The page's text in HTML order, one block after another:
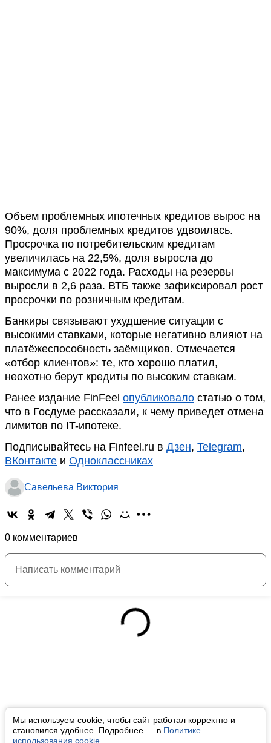
Мы используем cookie, чтобы сайт работал корректно и
становился удобнее. Подробнее — в Политике
использования cookie
Объем проблемных ипотечных кредитов вырос на
90%, доля проблемных кредитов удвоилась.
Просрочка по потребительским кредитам
увеличилась на 22,5%, доля выросла до
максимума с 2022 года. Расходы на резервы
выросли в 2,6 раза. ВТБ также зафиксировал рост
просрочки по розничным кредитам.
Банкиры связывают ухудшение ситуации с
высокими ставками, которые негативно влияют на
платёжеспособность заёмщиков. Отмечается
«отбор клиентов»: те, кто хорошо платил,
неохотно берут кредиты по высоким ставкам.
Ранее издание FinFeel опубликовало статью о том,
что в Госдуме рассказали, к чему приведет отмена
лимитов по IT-ипотеке.
Подписывайтесь на Finfeel.ru в Дзен, Telegram,
ВКонтакте и Одноклассниках
Савельева Виктория
0 комментариев